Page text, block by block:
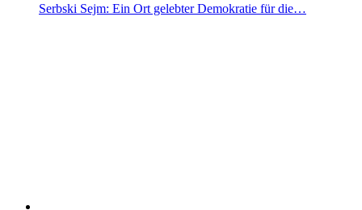
Serbski Sejm: Ein Ort gelebter Demokratie für die…